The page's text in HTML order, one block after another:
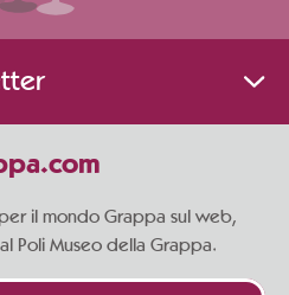
il mondo Grappa sul web,
Poli Museo della Grappa.